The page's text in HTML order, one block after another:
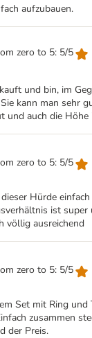
aufzubauen.
zero to 5: 5/5
und bin, im
kann man sehr
und auch die
zero to 5: 5/5
Hürde
ist
völlig ausreichend
zero to 5: 5/5
Set mit Ring
zusammen
der Preis.